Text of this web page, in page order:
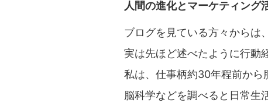
人間の進化とマーケティング
ブログを見ている方々からは
実は先ほど述べたように行動
私は、仕事柄約30年程前から
脳科学などを調べると日常生